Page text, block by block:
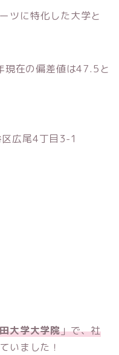
ツに特化した大学と
現在の偏差値は47.5と
広尾4丁目3-1
大学大学院」で、社
いました！